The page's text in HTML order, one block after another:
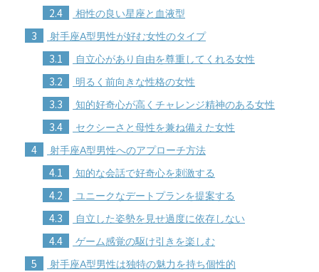
2.4 相性の良い星座と血液型
3 射手座A型男性が好む女性のタイプ
3.1 自立心があり自由を尊重してくれる女性
3.2 明るく前向きな性格の女性
3.3 知的好奇心が高くチャレンジ精神のある女性
3.4 セクシーさと母性を兼ね備えた女性
4 射手座A型男性へのアプローチ方法
4.1 知的な会話で好奇心を刺激する
4.2 ユニークなデートプランを提案する
4.3 自立した姿勢を見せ過度に依存しない
4.4 ゲーム感覚の駆け引きを楽しむ
5 射手座A型男性は独特の魅力を持ち個性的